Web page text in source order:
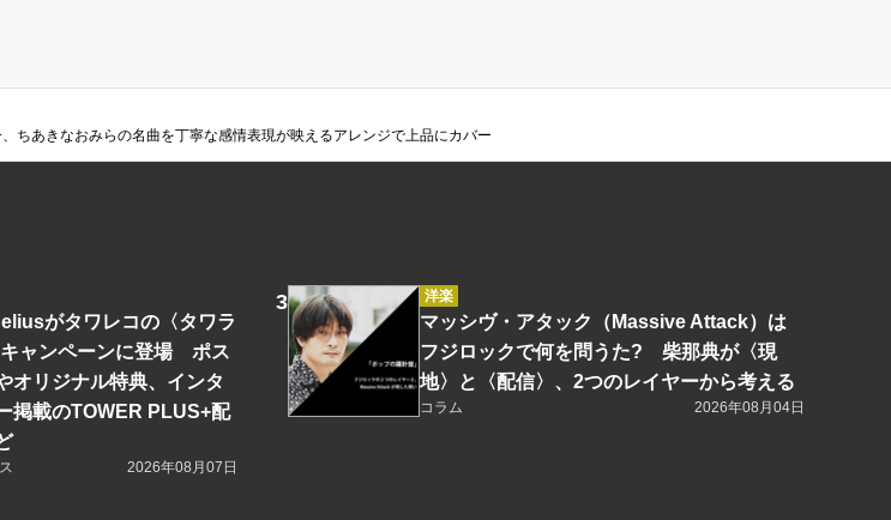
ちあきなおみらの名曲を丁寧な感情表現が映えるアレンジで上品にカバー
がタワレコの〈タワラ
ャンペーンに登場 ポス
オリジナル特典、インタ
掲載のTOWER PLUS+配
2026年08月07日
洋楽
マッシヴ・アタック（Massive Attack）は
フジロックで何を問うた? 柴那典が〈現
地〉と〈配信〉、2つのレイヤーから考える
コラム 2026年08月04日